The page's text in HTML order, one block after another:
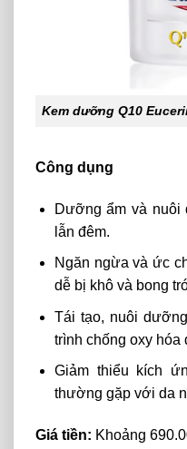
Kem dưỡng Q10
Công dụng
Dưỡng ẩm và nuôi
lẫn đêm.
Ngăn ngừa và ức
dễ bị khô và bong
Tái tạo, nuôi
trình chống oxy hóa
Giảm thiểu kích
thường gặp với da
Giá tiền: Khoảng